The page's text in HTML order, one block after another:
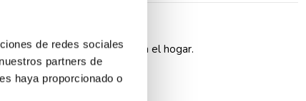
de redes sociales
partners de
haya proporcionado o
diversas soluciones para el hogar.